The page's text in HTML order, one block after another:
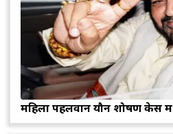
महिला पहलवान यौन शोषण केस